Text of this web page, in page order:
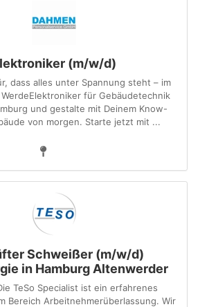
(m/w/d)
dass alles unter Spannung steht – im
für Gebäudetechnik
und gestalte mit Deinem Know-
von morgen. Starte jetzt mit ...
Schweißer (m/w/d)
in Hamburg Altenwerder
TeSo Specialist ist ein erfahrenes
Bereich Arbeitnehmerüberlassung. Wir